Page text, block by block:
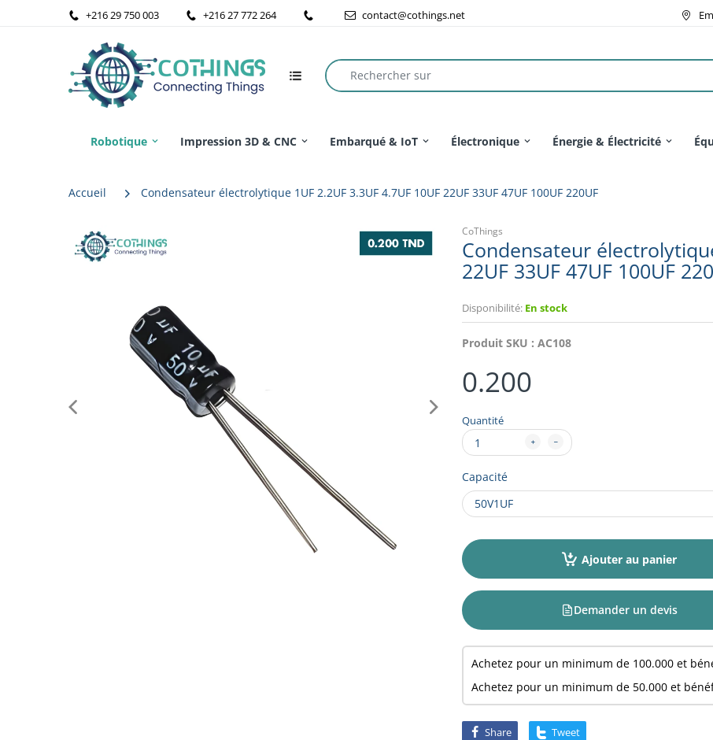
+216 29 750 003 +216 27 772 264 contact@cothings.net
Robotique Impression 3D & CNC Embarqué & IoT Électronique Énergie & Électricité
Accueil Condensateur électrolytique 1UF 2.2UF 3.3UF 4.7UF 10UF 22UF 33UF 47UF 100UF 220UF
CoThings
Condensateur
22UF 33UF 47UF 100UF
Disponibilité: En stock
Produit SKU : AC108
0.200
Quantité
Capacité
Ajouter au panier
Demander un devis
Achetez pour un minimum de 100.000 et
Achetez pour un minimum de 50.000 et
Share Tweet